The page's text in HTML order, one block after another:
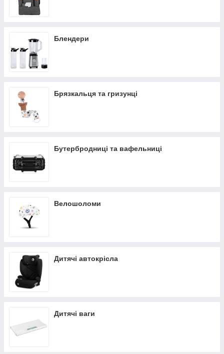
Блендери
Брязкальця та гризунці
Бутербродниці та вафельниці
Велошоломи
Дитячі автокрісла
Дитячі ваги